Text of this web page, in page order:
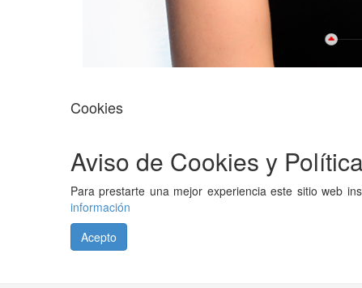
Cookies
Aviso de Cookies y
Para prestarte una mejor experiencia este sitio web
información
Acepto